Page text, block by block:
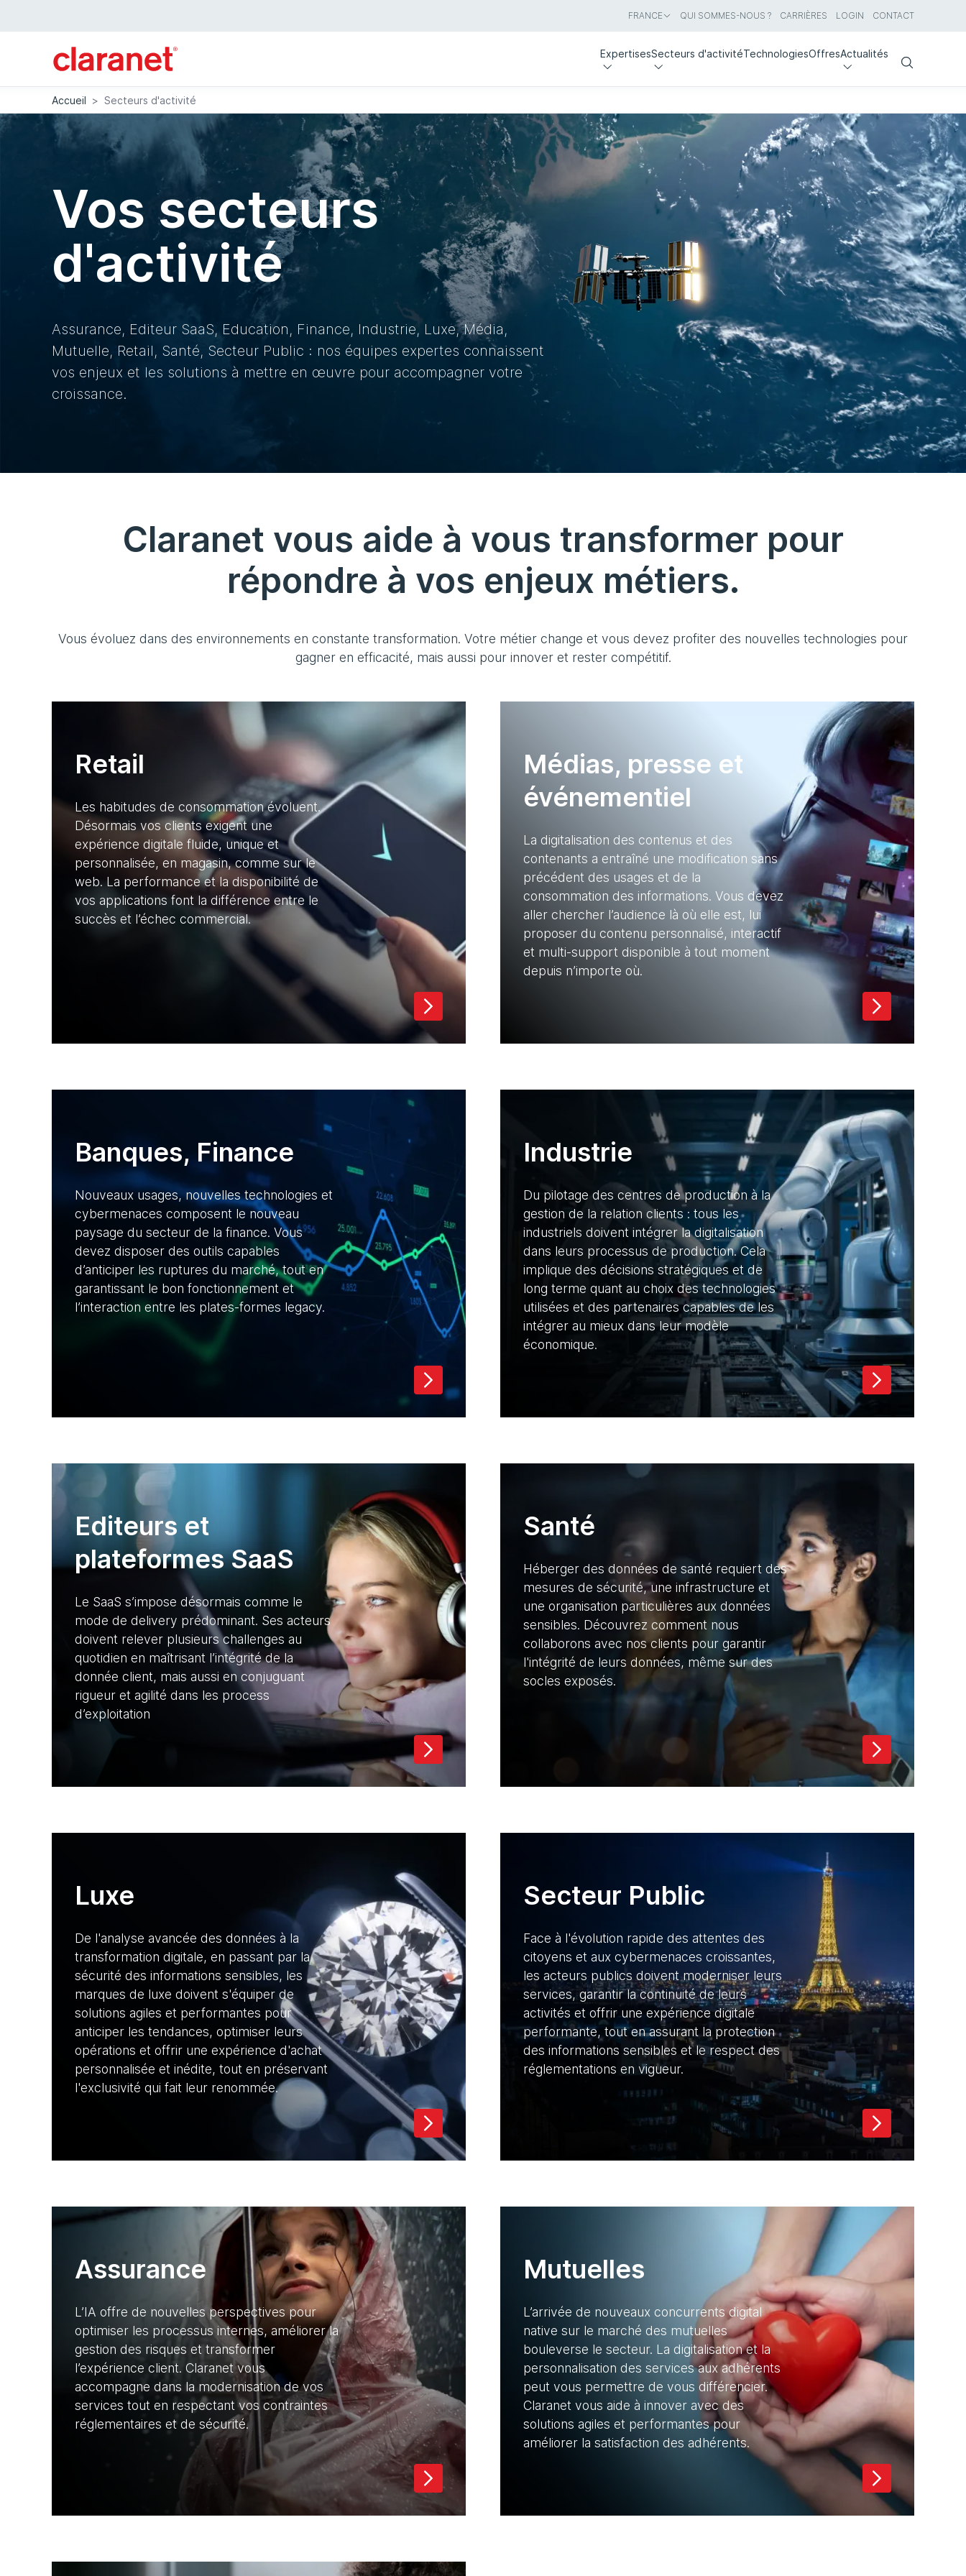
FRANCE QUI SOMMES-NOUS ? CARRIÈRES LOGIN CONTACT
ExpertisesSecteurs d'activitéTechnologiesOffresActualités
Search
Accueil > Secteurs d'activité
Vos secteurs
d'activité
Assurance, Editeur SaaS, Education, Finance, Industrie, Luxe, Média,
Mutuelle, Retail, Santé, Secteur Public : nos équipes expertes connaissent
vos enjeux et les solutions à mettre en œuvre pour accompagner votre
croissance.
Claranet vous aide à vous transformer pour
répondre à vos enjeux métiers.
Vous évoluez dans des environnements en constante transformation. Votre métier change et vous devez profiter des nouvelles technologies pour
gagner en efficacité, mais aussi pour innover et rester compétitif.
Retail
Les habitudes de consommation évoluent.
Désormais vos clients exigent une
expérience digitale fluide, unique et
personnalisée, en magasin, comme sur le
web. La performance et la disponibilité de
vos applications font la différence entre le
succès et l’échec commercial.
Médias, presse et
événementiel
La digitalisation des contenus et des
contenants a entraîné une modification sans
précédent des usages et de la
consommation des informations. Vous devez
aller chercher l’audience là où elle est, lui
proposer du contenu personnalisé, interactif
et multi-support disponible à tout moment
depuis n’importe où.
Banques, Finance
Nouveaux usages, nouvelles technologies et
cybermenaces composent le nouveau
paysage du secteur de la finance. Vous
devez disposer des outils capables
d’anticiper les ruptures du marché, tout en
garantissant le bon fonctionnement et
l’interaction entre les plates-formes legacy.
Industrie
Du pilotage des centres de production à la
gestion de la relation clients : tous les
industriels doivent intégrer la digitalisation
dans leurs processus de production. Cela
implique des décisions stratégiques et de
long terme quant au choix des technologies
utilisées et des partenaires capables de les
intégrer au mieux dans leur modèle
économique.
Editeurs et
plateformes SaaS
Le SaaS s’impose désormais comme le
mode de delivery prédominant. Ses acteurs
doivent relever plusieurs challenges au
quotidien en maîtrisant l’intégrité de la
donnée client, mais aussi en conjuguant
rigueur et agilité dans les process
d’exploitation
Santé
Héberger des données de santé requiert des
mesures de sécurité, une infrastructure et
une organisation particulières aux données
sensibles. Découvrez comment nous
collaborons avec nos clients pour garantir
l'intégrité de leurs données, même sur des
socles exposés.
Luxe
De l'analyse avancée des données à la
transformation digitale, en passant par la
sécurité des informations sensibles, les
marques de luxe doivent s'équiper de
solutions agiles et performantes pour
anticiper les tendances, optimiser leurs
opérations et offrir une expérience d'achat
personnalisée et inédite, tout en préservant
l'exclusivité qui fait leur renommée.
Secteur Public
Face à l'évolution rapide des attentes des
citoyens et aux cybermenaces croissantes,
les acteurs publics doivent moderniser leurs
services, garantir la continuité de leurs
activités et offrir une expérience digitale
performante, tout en assurant la protection
des informations sensibles et le respect des
réglementations en vigueur.
Assurance
L’IA offre de nouvelles perspectives pour
optimiser les processus internes, améliorer la
gestion des risques et transformer
l’expérience client. Claranet vous
accompagne dans la modernisation de vos
services tout en respectant vos contraintes
réglementaires et de sécurité.
Mutuelles
L’arrivée de nouveaux concurrents digital
native sur le marché des mutuelles
bouleverse le secteur. La digitalisation et la
personnalisation des services aux adhérents
peut vous permettre de vous différencier.
Claranet vous aide à innover avec des
solutions agiles et performantes pour
améliorer la satisfaction des adhérents.